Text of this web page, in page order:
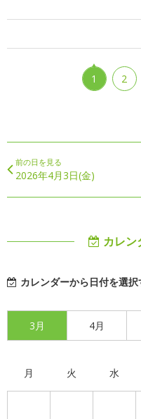
1 2
前の日を見る
2026年4月3日(金)
カレン
カレンダーから日付を選択
3月 4月
月 火 水